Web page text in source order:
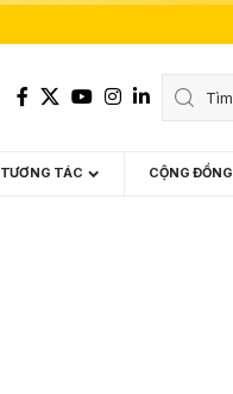
TƯƠNG TÁC CỘNG ĐỒNG